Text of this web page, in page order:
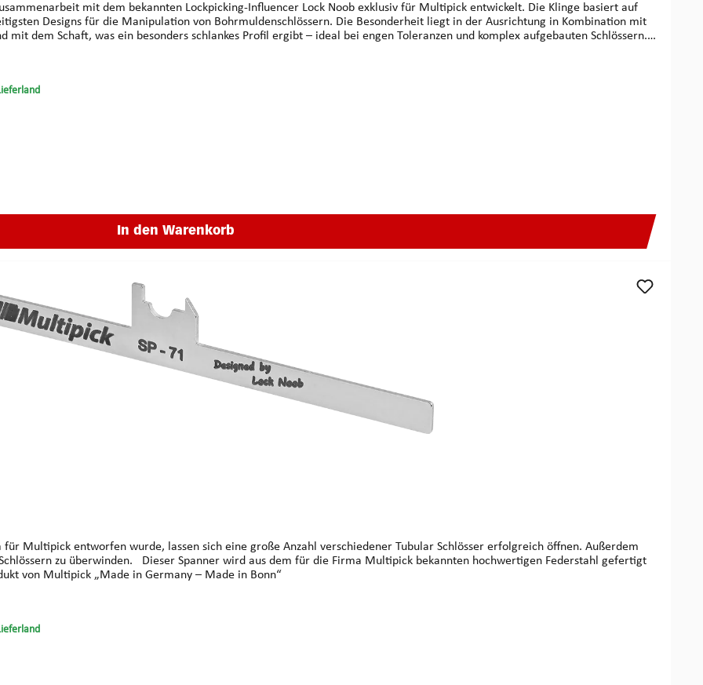
mit dem bekannten Lockpicking-Influencer Lock Noob exklusiv für Multipick entwickelt. Die Klinge basiert auf
von Bohrmuldenschlössern. Die Besonderheit liegt in der Ausrichtung in Kombination mit
dem Schaft, was ein besonders schlankes Profil ergibt – ideal bei engen Toleranzen und komplex aufgebauten Schlössern.
eignet sich der Flat Flag sowohl für Links- als auch für
In den Warenkorb
Multipick entworfen wurde, lassen sich eine große Anzahl verschiedener Tubular Schlösser erfolgreich öffnen. Außerdem
bekannten hochwertigen Federstahl gefertigt
dadurch ein sensibles Feedback. Ein Produkt von Multipick „Made in Germany – Made in Bonn“